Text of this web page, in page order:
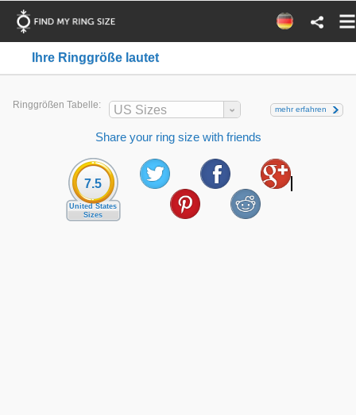
Ihre Ringgröße lautet
Ringgrößen Tabelle: US Sizes mehr erfahren
Share your ring size with friends
7.5
United States
Sizes